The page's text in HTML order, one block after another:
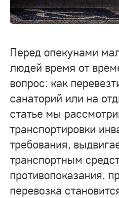
Перед опекунами
людей время от
вопрос: как
санаторий или на
статье мы
транспортировки
требования,
транспортным
противопоказания,
перевозка